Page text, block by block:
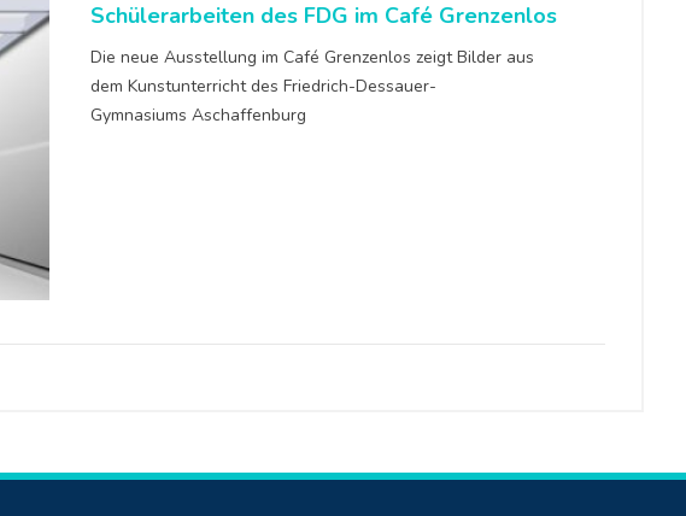
Schülerarbeiten des FDG im Café Grenzenlos
Die neue Ausstellung im Café Grenzenlos zeigt Bilder aus
dem Kunstunterricht des Friedrich-Dessauer-
Gymnasiums Aschaffenburg